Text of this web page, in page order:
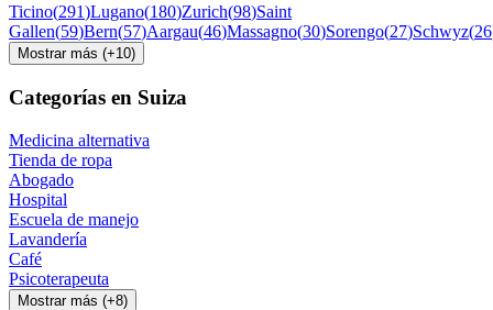
Ticino(291)Lugano(180)Zurich(98)Saint
Gallen(59)Bern(57)Aargau(46)Massagno(30)Sorengo(27)Schwyz(26
Mostrar más (+10)
Categorías en Suiza
Medicina alternativa
Tienda de ropa
Abogado
Hospital
Escuela de manejo
Lavandería
Café
Psicoterapeuta
Mostrar más (+8)